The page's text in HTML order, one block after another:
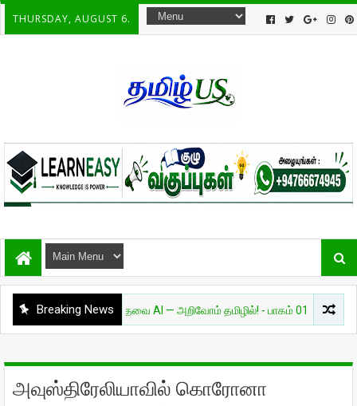
THURSDAY, AUGUST 6.
Breaking News
அறிவியல் தேவை AI — அறிவோம் தமிழில்! - பாகம் 01 சுவாரசியம்
அவுஸ்திரேலியாவில் கொரோனா